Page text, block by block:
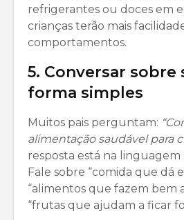
refrigerantes ou doces em
crianças terão mais
comportamentos.
5. Conversar sobre
forma simples
Muitos pais perguntam:
alimentação saudável para
resposta está na linguagem
Fale sobre “comida que dá
“alimentos que fazem bem
“frutas que ajudam a ficar